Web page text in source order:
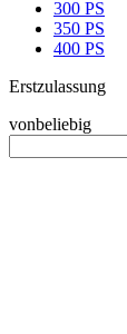
300 PS
350 PS
400 PS
Erstzulassung
vonbeliebig